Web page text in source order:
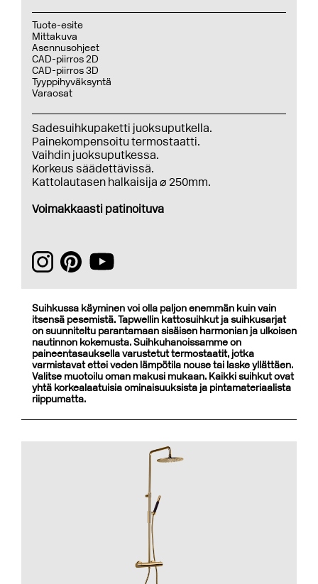
Tuote-esite
Mittakuva
Asennusohjeet
CAD-piirros 2D
CAD-piirros 3D
Tyyppihyväksyntä
Varaosat
Sadesuihkupaketti juoksuputkella.
Painekompensoitu termostaatti.
Vaihdin juoksuputkessa.
Korkeus säädettävissä.
Kattolautasen halkaisija ⌀ 250mm.
Voimakkaasti patinoituva
Suihkussa käyminen voi olla paljon enemmän kuin vain
itsensä pesemistä. Tapwellin kattosuihkut ja suihkusarjat
on suunniteltu parantamaan sisäisen harmonian ja ulkoisen
nautinnon kokemusta. Suihkuhanoissamme on
paineentasauksella varustetut termostaatit, jotka
varmistavat ettei veden lämpötila nouse tai laske yllättäen.
Valitse muotoilu oman makusi mukaan. Kaikki suihkut ovat
yhtä korkealaatuisia ominaisuuksista ja pintamateriaalista
riippumatta.